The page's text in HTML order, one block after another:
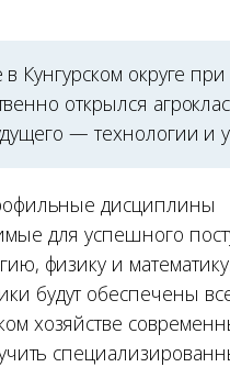
Кунгурском округе
открылся
— технологии и
дисциплины
для успешного
физику и математику.
будут обеспечены
хозяйстве